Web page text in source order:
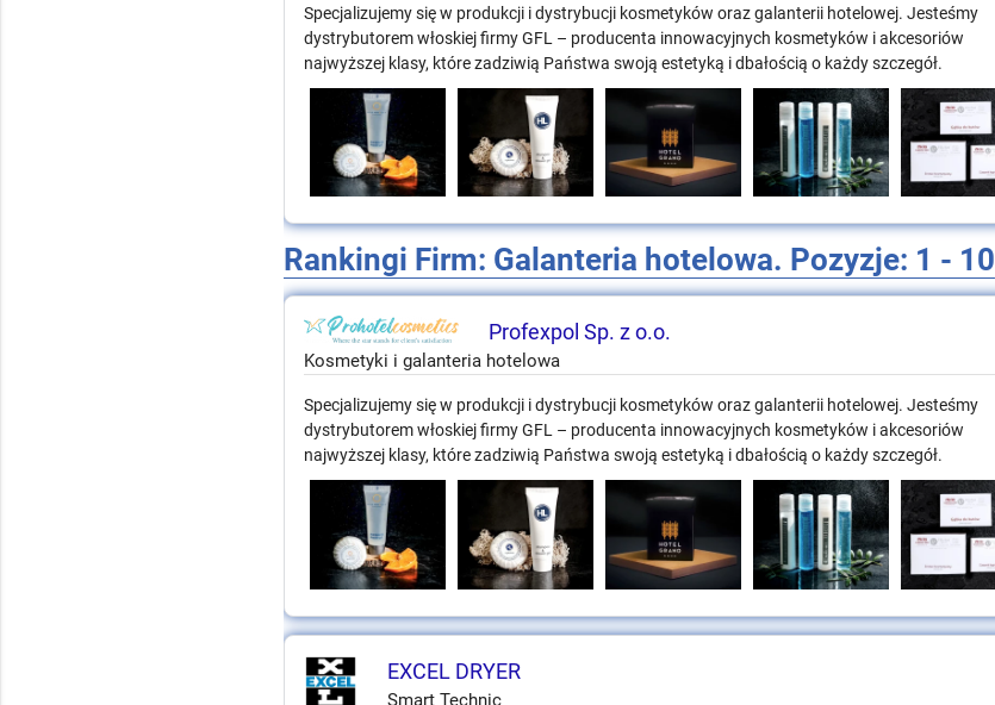
Specjalizujemy się w produkcji i dystrybucji kosmetyków oraz galanterii hotelowej. Jesteśmy
dystrybutorem włoskiej firmy GFL – producenta innowacyjnych kosmetyków i akcesoriów
najwyższej klasy, które zadziwią Państwa swoją estetyką i dbałością o każdy szczegół.
Rankingi Firm: Galanteria hotelowa. Pozyzje: 1 - 10
Profexpol Sp. z o.o.
Kosmetyki i galanteria hotelowa
Specjalizujemy się w produkcji i dystrybucji kosmetyków oraz galanterii hotelowej. Jesteśmy
dystrybutorem włoskiej firmy GFL – producenta innowacyjnych kosmetyków i akcesoriów
najwyższej klasy, które zadziwią Państwa swoją estetyką i dbałością o każdy szczegół.
EXCEL DRYER
Smart Technic